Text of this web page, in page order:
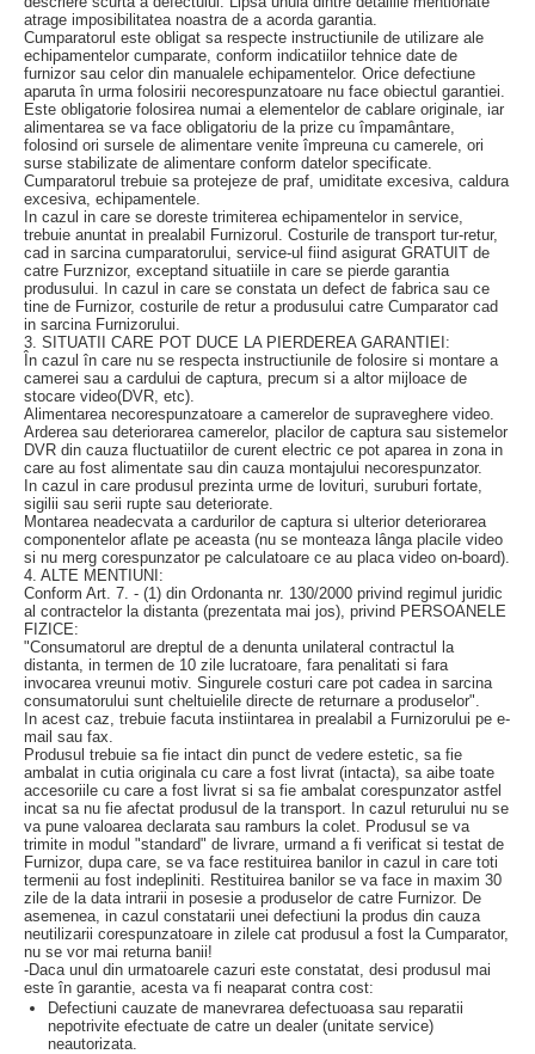
atrage imposibilitatea noastra de a acorda garantia.
Cumparatorul este obligat sa respecte instructiunile de utilizare ale
echipamentelor cumparate, conform indicatiilor tehnice date de
furnizor sau celor din manualele echipamentelor. Orice defectiune
aparuta în urma folosirii necorespunzatoare nu face obiectul garantiei.
Este obligatorie folosirea numai a elementelor de cablare originale, iar
alimentarea se va face obligatoriu de la prize cu împamântare,
folosind ori sursele de alimentare venite împreuna cu camerele, ori
surse stabilizate de alimentare conform datelor specificate.
Cumparatorul trebuie sa protejeze de praf, umiditate excesiva, caldura
excesiva, echipamentele.
In cazul in care se doreste trimiterea echipamentelor in service,
trebuie anuntat in prealabil Furnizorul. Costurile de transport tur-retur,
cad in sarcina cumparatorului, service-ul fiind asigurat GRATUIT de
catre Furznizor, exceptand situatiile in care se pierde garantia
produsului. In cazul in care se constata un defect de fabrica sau ce
tine de Furnizor, costurile de retur a produsului catre Cumparator cad
in sarcina Furnizorului.
3. SITUATII CARE POT DUCE LA PIERDEREA GARANTIEI:
În cazul în care nu se respecta instructiunile de folosire si montare a
camerei sau a cardului de captura, precum si a altor mijloace de
stocare video(DVR, etc).
Alimentarea necorespunzatoare a camerelor de supraveghere video.
Arderea sau deteriorarea camerelor, placilor de captura sau sistemelor
DVR din cauza fluctuatiilor de curent electric ce pot aparea in zona in
care au fost alimentate sau din cauza montajului necorespunzator.
In cazul in care produsul prezinta urme de lovituri, suruburi fortate,
sigilii sau serii rupte sau deteriorate.
Montarea neadecvata a cardurilor de captura si ulterior deteriorarea
componentelor aflate pe aceasta (nu se monteaza lânga placile video
si nu merg corespunzator pe calculatoare ce au placa video on-board).
4. ALTE MENTIUNI:
Conform Art. 7. - (1) din Ordonanta nr. 130/2000 privind regimul juridic
al contractelor la distanta (prezentata mai jos), privind PERSOANELE
FIZICE:
"Consumatorul are dreptul de a denunta unilateral contractul la
distanta, in termen de 10 zile lucratoare, fara penalitati si fara
invocarea vreunui motiv. Singurele costuri care pot cadea in sarcina
consumatorului sunt cheltuielile directe de returnare a produselor".
In acest caz, trebuie facuta instiintarea in prealabil a Furnizorului pe e-
mail sau fax.
Produsul trebuie sa fie intact din punct de vedere estetic, sa fie
ambalat in cutia originala cu care a fost livrat (intacta), sa aibe toate
accesoriile cu care a fost livrat si sa fie ambalat corespunzator astfel
incat sa nu fie afectat produsul de la transport. In cazul returului nu se
va pune valoarea declarata sau ramburs la colet. Produsul se va
trimite in modul "standard" de livrare, urmand a fi verificat si testat de
Furnizor, dupa care, se va face restituirea banilor in cazul in care toti
termenii au fost indepliniti. Restituirea banilor se va face in maxim 30
zile de la data intrarii in posesie a produselor de catre Furnizor. De
asemenea, in cazul constatarii unei defectiuni la produs din cauza
neutilizarii corespunzatoare in zilele cat produsul a fost la Cumparator,
nu se vor mai returna banii!
-Daca unul din urmatoarele cazuri este constatat, desi produsul mai
este în garantie, acesta va fi neaparat contra cost:
Defectiuni cauzate de manevrarea defectuoasa sau reparatii
nepotrivite efectuate de catre un dealer (unitate service)
neautorizata.